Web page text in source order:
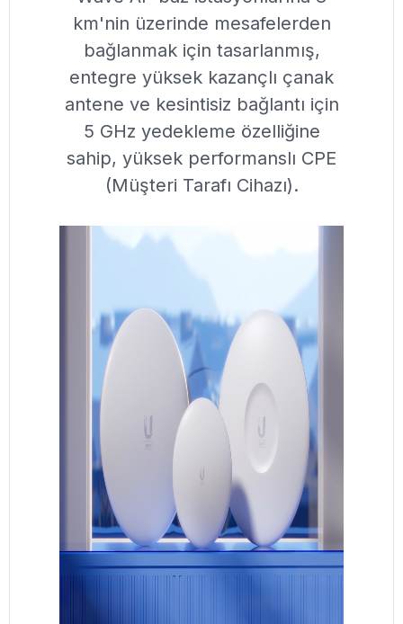
km'nin üzerinde mesafelerden
bağlanmak için tasarlanmış,
entegre yüksek kazançlı çanak
antene ve kesintisiz bağlantı için
5 GHz yedekleme özelliğine
sahip, yüksek performanslı CPE
(Müşteri Tarafı Cihazı).